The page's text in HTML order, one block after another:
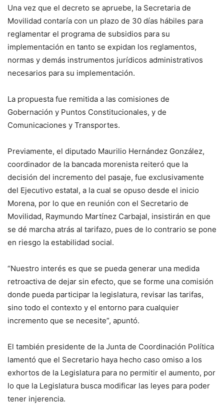
Una vez que el decreto se apruebe, la Secretaria de
Movilidad contaría con un plazo de 30 días hábiles para
reglamentar el programa de subsidios para su
implementación en tanto se expidan los reglamentos,
normas y demás instrumentos jurídicos administrativos
necesarios para su implementación.
La propuesta fue remitida a las comisiones de
Gobernación y Puntos Constitucionales, y de
Comunicaciones y Transportes.
Previamente, el diputado Maurilio Hernández González,
coordinador de la bancada morenista reiteró que la
decisión del incremento del pasaje, fue exclusivamente
del Ejecutivo estatal, a la cual se opuso desde el inicio
Morena, por lo que en reunión con el Secretario de
Movilidad, Raymundo Martínez Carbajal, insistirán en que
se dé marcha atrás al tarifazo, pues de lo contrario se pone
en riesgo la estabilidad social.
“Nuestro interés es que se pueda generar una medida
retroactiva de dejar sin efecto, que se forme una comisión
donde pueda participar la legislatura, revisar las tarifas,
sino todo el contexto y el entorno para cualquier
incremento que se necesite”, apuntó.
El también presidente de la Junta de Coordinación Política
lamentó que el Secretario haya hecho caso omiso a los
exhortos de la Legislatura para no permitir el aumento, por
lo que la Legislatura busca modificar las leyes para poder
tener injerencia.